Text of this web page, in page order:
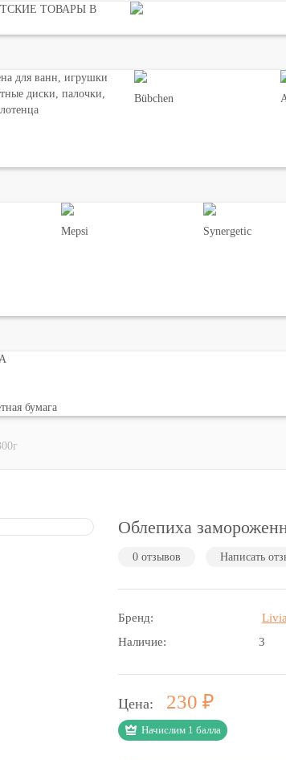
ТОВАРЫ В
для ванн, игрушки
диски, палочки,
Bübchen
Mepsi Synergetic
бумага
Облепиха
0 отзывов Написать
Бренд:
Наличие:
3
Цена: 230
Начислим 1 балла